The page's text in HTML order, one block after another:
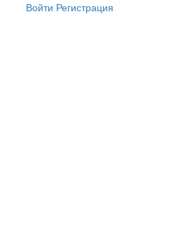
Войти Регистрация